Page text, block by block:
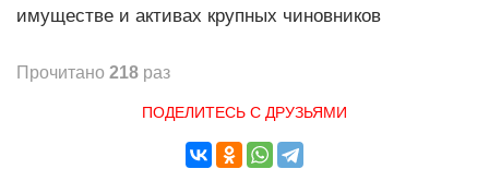
имуществе и активах крупных чиновников
Прочитано 218 раз
ПОДЕЛИТЕСЬ С ДРУЗЬЯМИ